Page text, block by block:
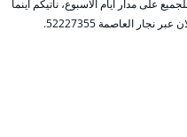
عبر الرقم 52227355 المتاح للجميع على مدار ايام الاسبوع، نأتيكم اينما
العاصمة 52227355.